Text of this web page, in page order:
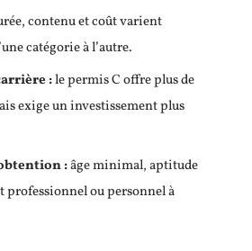
contenu et coût varient
catégorie à l’autre.
:le permis C offre plus de
exige un investissement plus
:âge minimal, aptitude
professionnel ou personnel à